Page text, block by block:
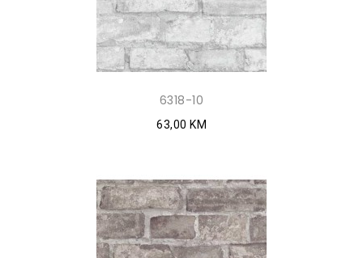
6318-10
63,00 KM